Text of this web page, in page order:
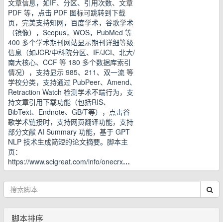
文章信息，如IF、分区、引用次数、文章
PDF 等，点击 PDF 图标可跳转到下载
页，完美支持知网，百度学术，谷歌学术
（镜像），Scopus，WOS，PubMed 等
400 多个学术期刊网站显示期刊详细等级
信息（如JCR/中科院分区、IF/JCI、北大/
南大核心、CCF 等 180 多个数据库索引
情况），支持显示 985、211、双一流 等
学校分类，支持通过 PubPeer、Amend、
Retraction Watch 检测学术不端行为，支
持文章引用下载功能（包括RIS、
BibText、Endnote、GB/T等），点击谷
歌学术链接时，支持网页翻译功能，支持
部分文献 AI Summary 功能，基于 GPT
NLP 技术生成简短的论文摘要。脚本主
页：
https://www.scigreat.com/info/onecrx…
脚本排序